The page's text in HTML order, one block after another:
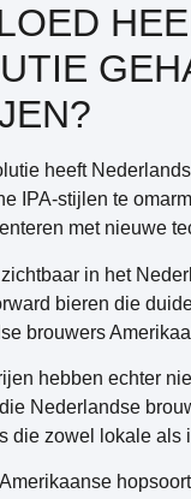
heeft
IPA-stijlen te
met nieuwe
in het
bieren die
brouwers
hebben echter
Nederlandse
die zowel lokale